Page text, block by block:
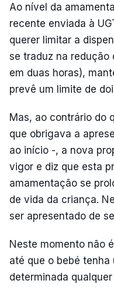
Ao nível da
recente enviada à
querer limitar a
se traduz na redução
em duas horas),
prevê um limite de
Mas, ao contrário do
que obrigava a
ao início -, a nova
vigor e diz que esta
amamentação se
de vida da criança.
ser apresentado de
Neste momento não
até que o bebé
determinada